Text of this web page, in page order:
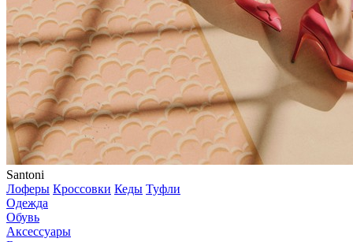
Santoni
Лоферы Кроссовки Кеды Туфли
Одежда
Обувь
Аксессуары